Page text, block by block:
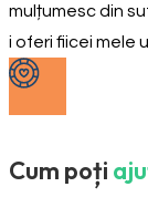
mulțumesc din
i oferi fiicei mele
Cum poți